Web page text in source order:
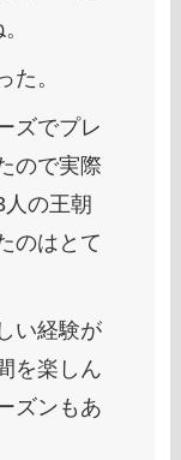
た。
ズでプレ
ので実際
の王朝
のはとて
い経験が
を楽しん
ズンもあ